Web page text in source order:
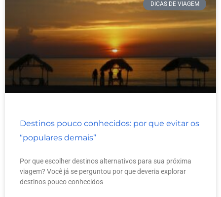
DICAS DE VIAGEM
Destinos pouco conhecidos: por que evitar os
“populares demais”
Por que escolher destinos alternativos para sua próxima
viagem? Você já se perguntou por que deveria explorar
destinos pouco conhecidos